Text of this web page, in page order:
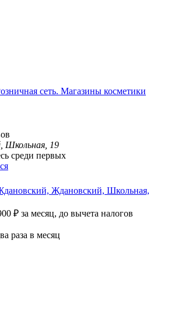
сеть. Магазины косметики
Школьная, 19
среди первых
Ждановский, Школьная,
₽ за месяц, до вычета налогов
раза в месяц